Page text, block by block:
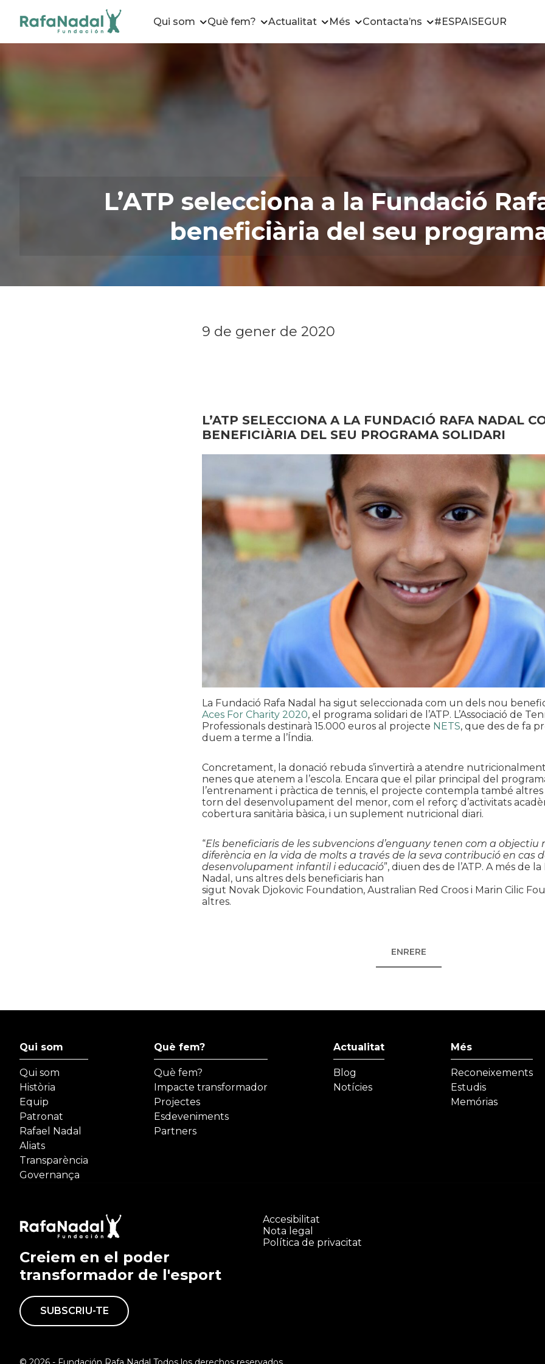
Qui som Què fem? Actualitat Més Contacta’ns #ESPAISEGUR
L’ATP selecciona a la Fundació
beneficiària del seu
9 de gener de 2020
L’ATP SELECCIONA A LA FUNDACIÓ RAFA NADAL
BENEFICIÀRIA DEL SEU PROGRAMA SOLIDARI
La Fundació Rafa Nadal ha sigut seleccionada com un dels nou
Aces For Charity 2020, el programa solidari de l’ATP. L’Associació de
Professionals destinarà 15.000 euros al projecte NETS, que des de fa
duem a terme a l’Índia.
Concretament, la donació rebuda s’invertirà a atendre
nenes que atenem a l’escola. Encara que el pilar principal del
l’entrenament i pràctica de tennis, el projecte contempla també altres
torn del desenvolupament del menor, com el reforç d’activitats
cobertura sanitària bàsica, i un suplement nutricional diari.
“Els beneficiaris de les subvencions d’enguany tenen com a objectiu
diferència en la vida de molts a través de la seva contribució en cas
desenvolupament infantil i educació”, diuen des de l’ATP. A més de
Nadal, uns altres dels beneficiaris han
sigut Novak Djokovic Foundation, Australian Red Croos i Marin Cilic
altres.
ENRERE
Qui som
Qui som
Història
Equip
Patronat
Rafael Nadal
Aliats
Transparència
Governança
Què fem?
Què fem?
Impacte transformador
Projectes
Esdeveniments
Partners
Actualitat
Blog
Notícies
Més
Reconeixements
Estudis
Memórias
Creiem en el poder
transformador de l'esport
SUBSCRIU-TE
Accesibilitat
Nota legal
Política de privacitat